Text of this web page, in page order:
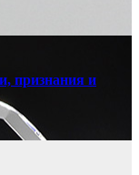
признания и